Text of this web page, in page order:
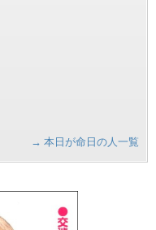
→ 本日が命日の人一覧